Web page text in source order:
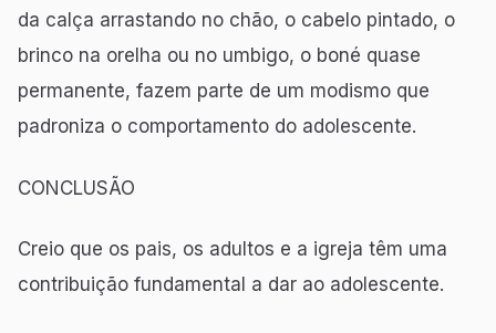
da calça arrastando no chão, o cabelo pintado, o
brinco na orelha ou no umbigo, o boné quase
permanente, fazem parte de um modismo que
padroniza o comportamento do adolescente.
CONCLUSÃO
Creio que os pais, os adultos e a igreja têm uma
contribuição fundamental a dar ao adolescente.